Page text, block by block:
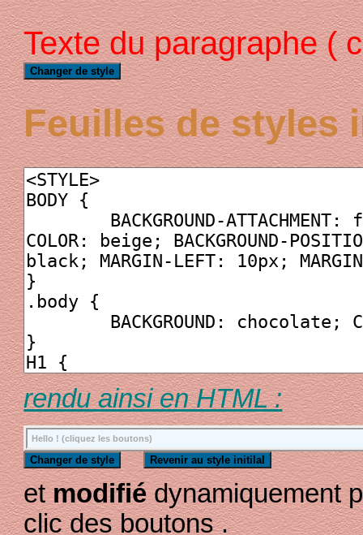
Texte du paragraphe (
Feuilles de styles
rendu ainsi en HTML :
Hello ! (cliquez les boutons)
etmodifiédynamiquement
clic des boutons .